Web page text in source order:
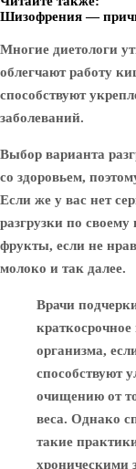
Шизофрения —
Многие диетологи
облегчают работу
способствуют
заболеваний.
Выбор варианта
со здоровьем,
Если же у вас нет
разгрузки по
фрукты, если не
молоко и так далее.
Врачи
организма,
способствуют
очищению от
веса. Однако
такие
хроническими